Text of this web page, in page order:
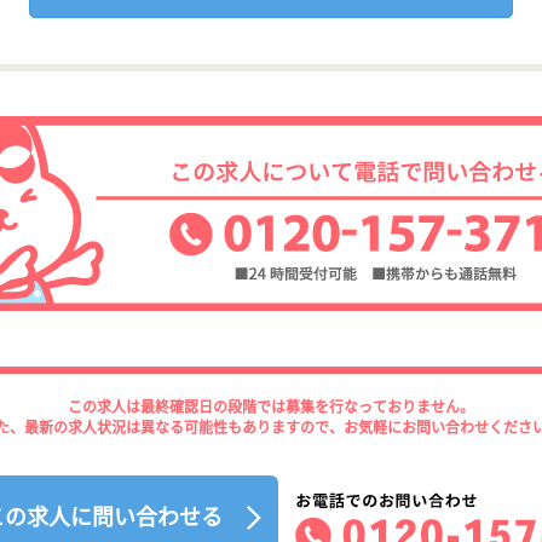
この求人は最終確認日の段階では募集を行なっておりません。
、最新の求人状況は異なる可能性もありますので、お気軽にお問い合わせくださ
求人に問い合わせる